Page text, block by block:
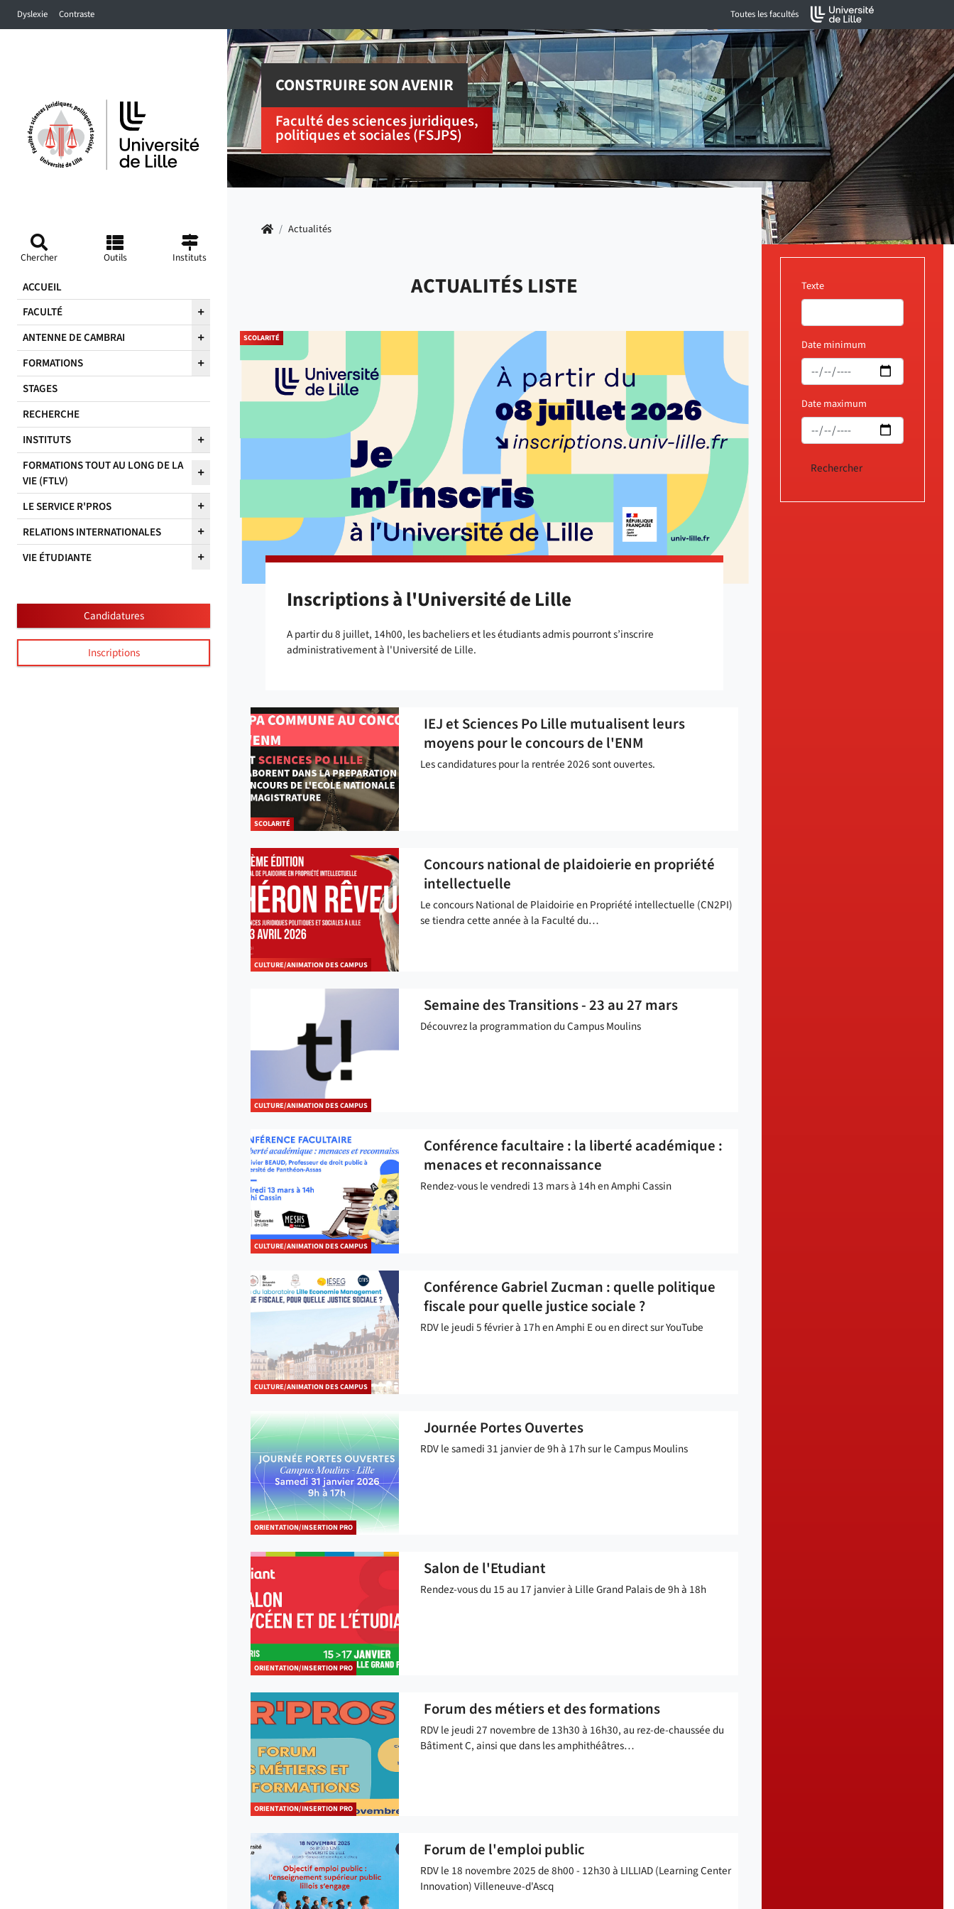
Accéder au menu principal
Accéder à la recherche
Accéder au pied de page
Dyslexie Contraste Toutes les facultés
Chercher Outils Instituts
ACCUEIL
FACULTÉ
ANTENNE DE CAMBRAI
FORMATIONS
STAGES
RECHERCHE
INSTITUTS
FORMATIONS TOUT AU LONG DE LA
VIE (FTLV)
LE SERVICE R'PROS
RELATIONS INTERNATIONALES
VIE ÉTUDIANTE
Candidatures
Inscriptions
CONSTRUIRE SON AVENIR
Faculté des sciences juridiques,
politiques et sociales (FSJPS)
Accueil
/ Actualités
ACTUALITÉS LISTE
SCOLARITÉ
Inscriptions à l'Université de Lille
A partir du 8 juillet, 14h00, les bacheliers et les étudiants admis pourront s’inscrire
administrativement à l'Université de Lille.
SCOLARITÉ
IEJ et Sciences Po Lille mutualisent leurs
moyens pour le concours de l'ENM
Les candidatures pour la rentrée 2026 sont ouvertes.
CULTURE/ANIMATION DES CAMPUS
Concours national de plaidoierie en propriété
intellectuelle
Le concours National de Plaidoirie en Propriété intellectuelle (CN2PI)
se tiendra cette année à la Faculté du…
CULTURE/ANIMATION DES CAMPUS
Semaine des Transitions - 23 au 27 mars
Découvrez la programmation du Campus Moulins
CULTURE/ANIMATION DES CAMPUS
Conférence facultaire : la liberté académique :
menaces et reconnaissance
Rendez-vous le vendredi 13 mars à 14h en Amphi Cassin
CULTURE/ANIMATION DES CAMPUS
Conférence Gabriel Zucman : quelle politique
fiscale pour quelle justice sociale ?
RDV le jeudi 5 février à 17h en Amphi E ou en direct sur YouTube
ORIENTATION/INSERTION PRO
Journée Portes Ouvertes
RDV le samedi 31 janvier de 9h à 17h sur le Campus Moulins
ORIENTATION/INSERTION PRO
Salon de l'Etudiant
Rendez-vous du 15 au 17 janvier à Lille Grand Palais de 9h à 18h
ORIENTATION/INSERTION PRO
Forum des métiers et des formations
RDV le jeudi 27 novembre de 13h30 à 16h30, au rez-de-chaussée du
Bâtiment C, ainsi que dans les amphithéâtres…
Forum de l'emploi public
RDV le 18 novembre 2025 de 8h00 - 12h30 à LILLIAD (Learning Center
Innovation) Villeneuve-d'Ascq
Texte
Date minimum
Date maximum